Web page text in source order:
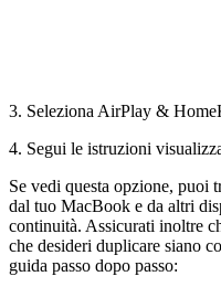
3. Seleziona AirPlay &
4. Segui le istruzioni
Se vedi questa opzione, puoi
dal tuo MacBook e da altri
continuità. Assicurati inoltre
che desideri duplicare siano
guida passo dopo passo: